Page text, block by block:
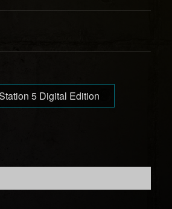
5 Digital Edition